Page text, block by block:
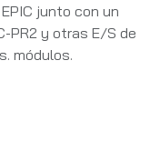
junto con un
PR2 y otras E/S de
módulos.